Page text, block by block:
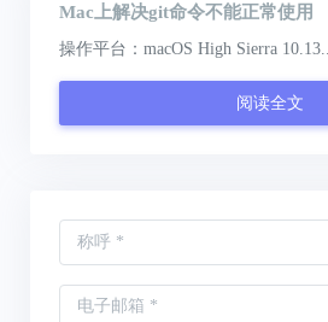
Mac上解决git命令不能正常使用
操作平台：macOS High Sierra 10.13...
阅读全文